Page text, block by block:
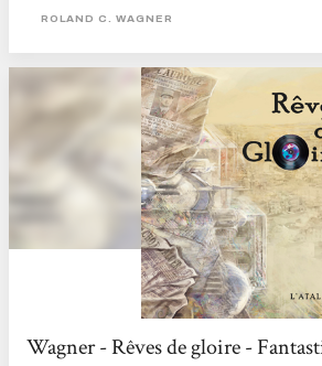
impression de vérité et de terrain connu qui s'exhale
ROLAND C. WAGNER
Wagner - Rêves de gloire -